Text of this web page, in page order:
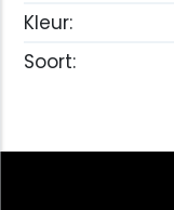
Kleur:
Soort: